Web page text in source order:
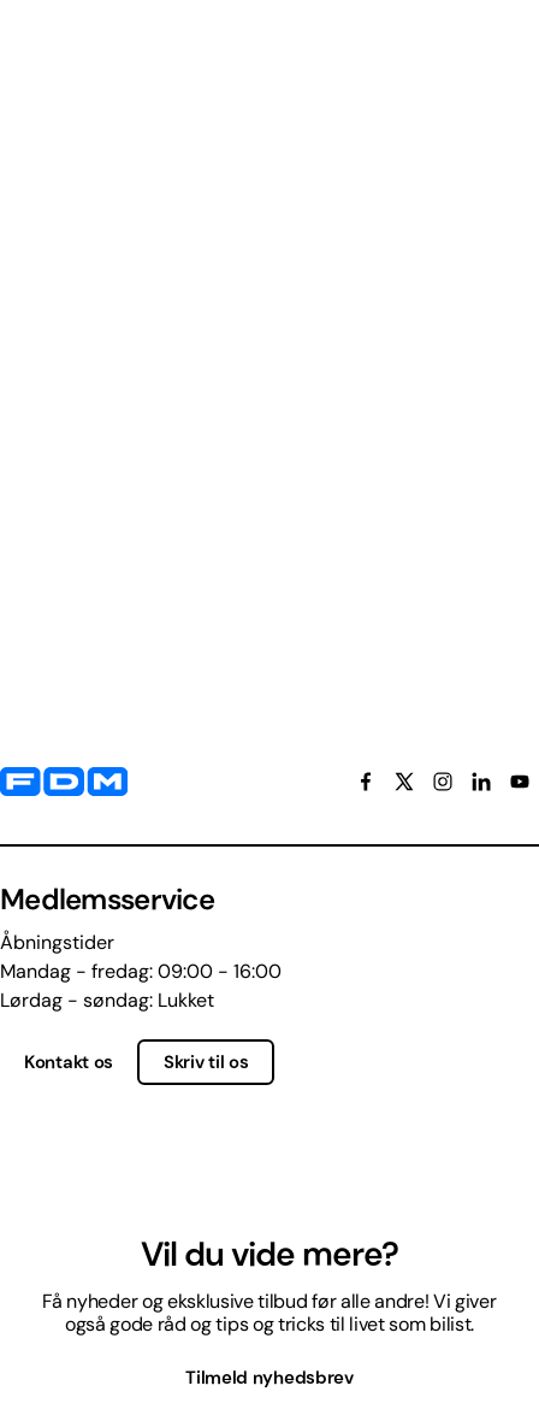
Yderligere information og kontaktoplysninger
Medlemsservice
Åbningstider
Mandag - fredag: 09:00 - 16:00
Lørdag - søndag: Lukket
Kontakt os Skriv til os
Vil du vide mere?
Få nyheder og eksklusive tilbud før alle andre! Vi giver
også gode råd og tips og tricks til livet som bilist.
Tilmeld nyhedsbrev